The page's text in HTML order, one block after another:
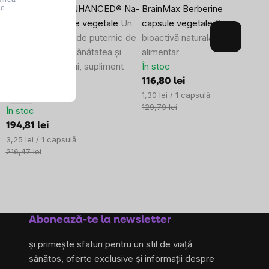
BrainMax BIO-ENHANCED® Na-
RALA, 60 capsule vegetale Un
complex extrem de puternic de
extracte pentru sănătatea și
curățarea ficatului, supliment
În stoc
194,81 lei
Evaluare
preţ:
3,25 lei / 1 capsulă
216,47 lei
BrainMax Berberine 500 mg,
capsule vegetaleSubstanță
bioactivă naturală, supliment
alimentar
În stoc
116,80 lei
Evaluare
preţ:
1,30 lei / 1 capsulă
129,79 lei
Abonează-te la newsletter
și primește sfaturi pentru un stil de viață
sănătos, oferte exclusive și informații despre